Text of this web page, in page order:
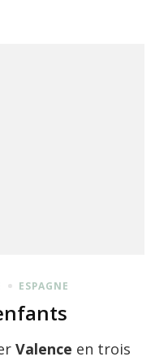
ESPAGNE
Valence en trois